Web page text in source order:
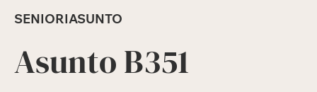
SENIORIASUNTO
Asunto B351